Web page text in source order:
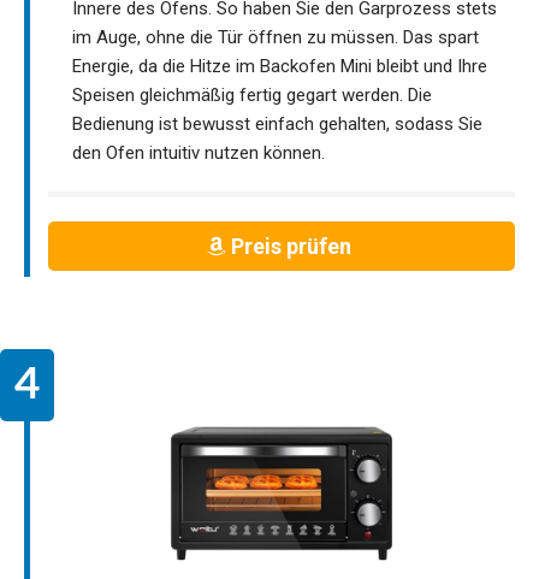
Innere des Ofens. So haben Sie den Garprozess stets
im Auge, ohne die Tür öffnen zu müssen. Das spart
Energie, da die Hitze im Backofen Mini bleibt und Ihre
Speisen gleichmäßig fertig gegart werden. Die
Bedienung ist bewusst einfach gehalten, sodass Sie
den Ofen intuitiv nutzen können.
Preis prüfen